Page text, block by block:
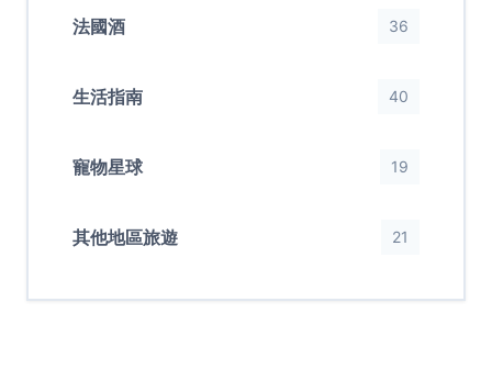
法國酒 36
生活指南 40
寵物星球 19
其他地區旅遊 21